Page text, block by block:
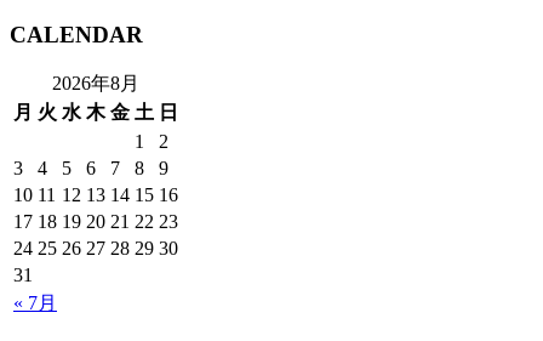
CALENDAR
2026年8月
月 火 水 木 金 土 日
« 7月
1
2
3
4 5 6 7 8
9
10 11 12 13 14 15 16
17 18 19 20 21 22 23
24 25 26 27 28 29 30
31